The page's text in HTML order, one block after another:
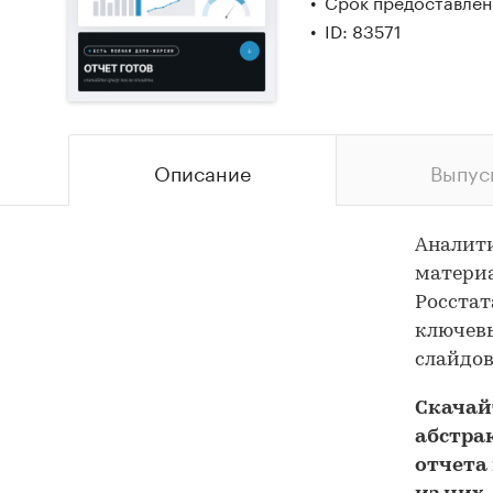
ID: 83571
Описание
отчета